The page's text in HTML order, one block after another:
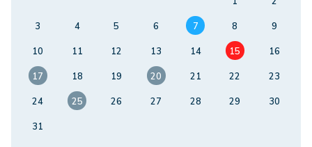
3
4 5 6 7 8
9
10
11 12 13 14 15
16
17
18 19 20 21 22
23
24
25 26 27 28 29
30
31